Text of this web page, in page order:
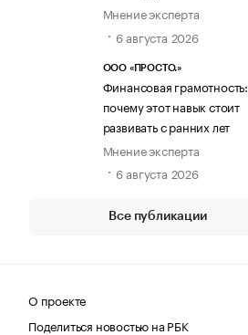
Мнение эксперта
6 августа 2026
ООО «ПРОСТО.»
Финансовая грамотность:
почему этот навык стоит
развивать с ранних лет
Мнение эксперта
6 августа 2026
Все публикации
О проекте
Поделиться новостью на РБК